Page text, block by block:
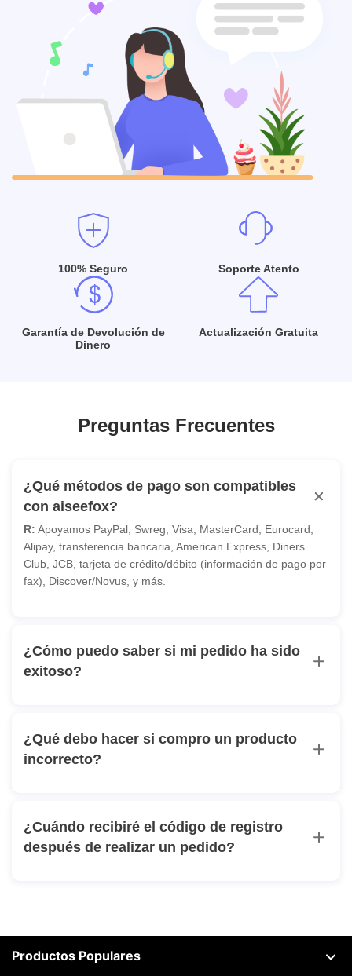
100% Seguro Soporte Atento
Garantía de Devolución de
Dinero
Actualización Gratuita
Preguntas Frecuentes
¿Qué métodos de pago son compatibles
con aiseefox?
R: Apoyamos PayPal, Swreg, Visa, MasterCard, Eurocard,
Alipay, transferencia bancaria, American Express, Diners
Club, JCB, tarjeta de crédito/débito (información de pago por
fax), Discover/Novus, y más.
¿Cómo puedo saber si mi pedido ha sido
exitoso?
¿Qué debo hacer si compro un producto
incorrecto?
¿Cuándo recibiré el código de registro
después de realizar un pedido?
Productos Populares